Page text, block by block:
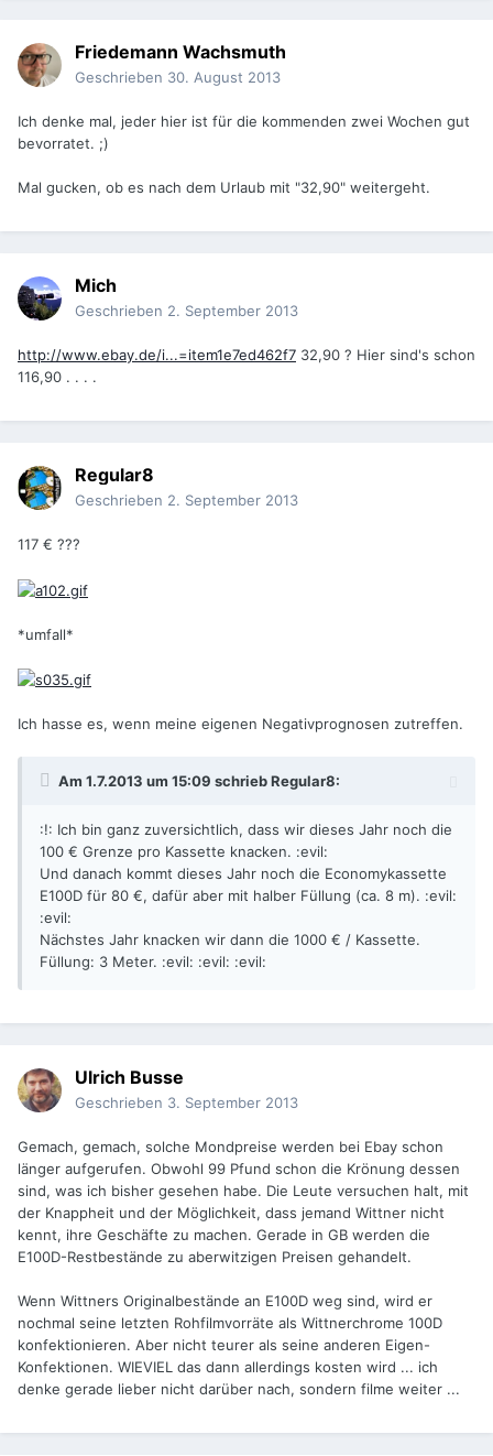
Friedemann Wachsmuth
Geschrieben 30. August 2013
Ich denke mal, jeder hier ist für die kommenden zwei Wochen gut
bevorratet. ;)
Mal gucken, ob es nach dem Urlaub mit "32,90" weitergeht.
Mich
Geschrieben 2. September 2013
http://www.ebay.de/i...=item1e7ed462f7 32,90 ? Hier sind's schon
116,90 . . . .
Regular8
Geschrieben 2. September 2013
117 € ???
*umfall*
Ich hasse es, wenn meine eigenen Negativprognosen zutreffen.
Am 1.7.2013 um 15:09 schrieb Regular8:
:!: Ich bin ganz zuversichtlich, dass wir dieses Jahr noch die
100 € Grenze pro Kassette knacken. :evil:
Und danach kommt dieses Jahr noch die Economykassette
E100D für 80 €, dafür aber mit halber Füllung (ca. 8 m). :evil:
:evil:
Nächstes Jahr knacken wir dann die 1000 € / Kassette.
Füllung: 3 Meter. :evil: :evil: :evil:
Ulrich Busse
Geschrieben 3. September 2013
Gemach, gemach, solche Mondpreise werden bei Ebay schon
länger aufgerufen. Obwohl 99 Pfund schon die Krönung dessen
sind, was ich bisher gesehen habe. Die Leute versuchen halt, mit
der Knappheit und der Möglichkeit, dass jemand Wittner nicht
kennt, ihre Geschäfte zu machen. Gerade in GB werden die
E100D-Restbestände zu aberwitzigen Preisen gehandelt.
Wenn Wittners Originalbestände an E100D weg sind, wird er
nochmal seine letzten Rohfilmvorräte als Wittnerchrome 100D
konfektionieren. Aber nicht teurer als seine anderen Eigen-
Konfektionen. WIEVIEL das dann allerdings kosten wird ... ich
denke gerade lieber nicht darüber nach, sondern filme weiter ...